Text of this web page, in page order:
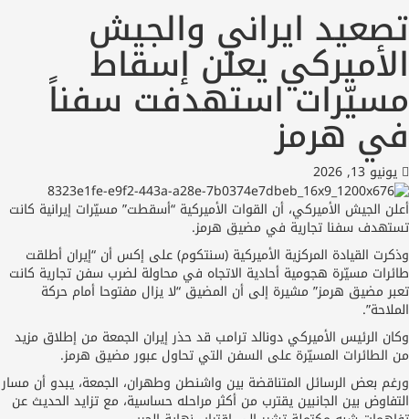
ايراني والجيش
يعلن إسقاط
استهدفت سفناً
هرمز
2026
الأميركي، أن القوات الأميركية “أسقطت” مسيّرات إيرانية كانت
سفنا تجارية في مضيق هرمز.
القيادة المركزية الأميركية (سنتكوم) على إكس أن “إيران أطلقت
مسيّرة هجومية أحادية الاتجاه في محاولة لضرب سفن تجارية كانت
مضيق هرمز” مشيرة إلى أن المضيق “لا يزال مفتوحا أمام حركة
الأميركي دونالد ترامب قد حذر إيران الجمعة من إطلاق مزيد
المسيّرة على السفن التي تحاول عبور مضيق هرمز.
بعض الرسائل المتناقضة بين واشنطن وطهران، الجمعة، يبدو أن مسار
بين الجانبين يقترب من أكثر مراحله حساسية، مع تزايد الحديث عن